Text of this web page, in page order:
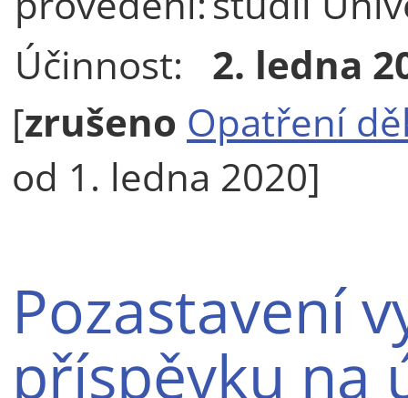
Účinnost:
2. ledna
[zrušeno Opatření
od 1. ledna 2020]
Pozastavení
příspěvku na